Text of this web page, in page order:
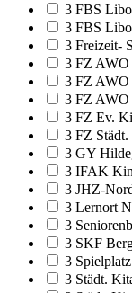
3 FBS
3 FBS
3 Freizeit-
3 FZ AWO
3 FZ AWO
3 FZ AWO
3 FZ Ev.
3 FZ
3 GY
3 IFAK
3 JHZ-
3 Lernort
3
3 SKF
3
3 Städt.